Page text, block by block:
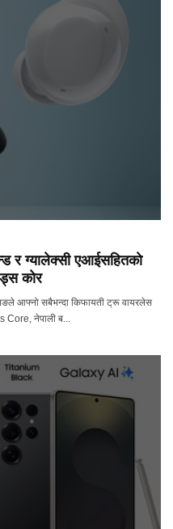
र ग्यालेक्सी एआईसहितकाे
काेर
आफ्नो सबैभन्दा किफायती ट्रू वायरलेस
Core, नेपाली ब...